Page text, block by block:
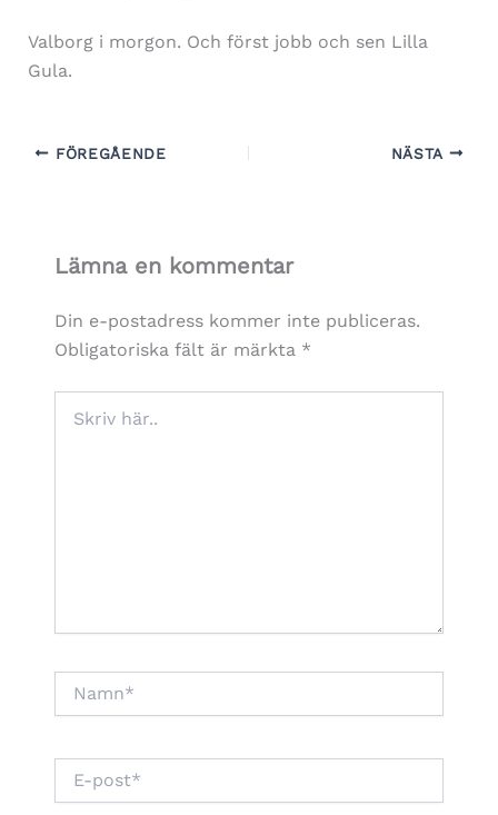
Valborg i morgon. Och först jobb och sen Lilla
Gula.
FÖREGÅENDE NÄSTA
Lämna en kommentar
Din e-postadress kommer inte publiceras.
Obligatoriska fält är märkta *
här..
post*